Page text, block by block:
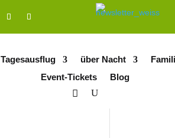
Tagesausflug über Nacht
Event-Tickets
Blog